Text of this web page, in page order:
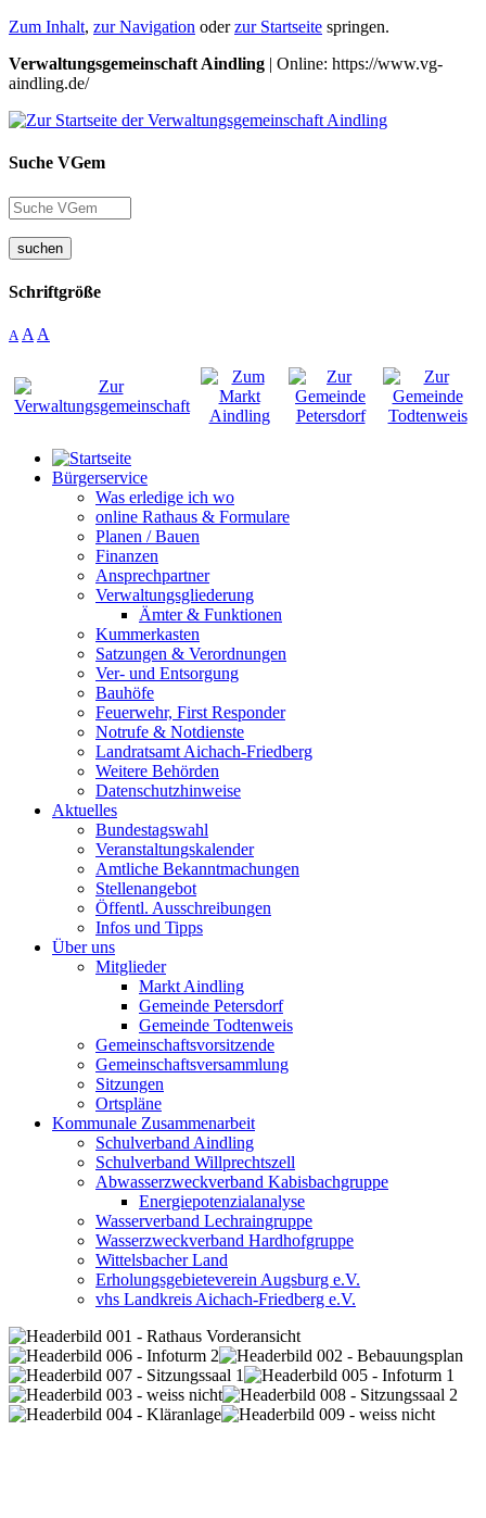
Zum Inhalt, zur Navigation oderzur Startseite springen.
Verwaltungsgemeinschaft Aindling | Online: https://www.vg-
aindling.de/
Suche VGem
suchen
Schriftgröße
A A A
Bürgerservice
Was erledige ich wo
online Rathaus & Formulare
Planen / Bauen
Finanzen
Ansprechpartner
Verwaltungsgliederung
Ämter & Funktionen
Kummerkasten
Satzungen & Verordnungen
Ver- und Entsorgung
Bauhöfe
Feuerwehr, First Responder
Notrufe & Notdienste
Landratsamt Aichach-Friedberg
Weitere Behörden
Datenschutzhinweise
Aktuelles
Bundestagswahl
Veranstaltungskalender
Amtliche Bekanntmachungen
Stellenangebot
Öffentl. Ausschreibungen
Infos und Tipps
Über uns
Mitglieder
Markt Aindling
Gemeinde Petersdorf
Gemeinde Todtenweis
Gemeinschaftsvorsitzende
Gemeinschaftsversammlung
Sitzungen
Ortspläne
Kommunale Zusammenarbeit
Schulverband Aindling
Schulverband Willprechtszell
Abwasserzweckverband Kabisbachgruppe
Energiepotenzialanalyse
Wasserverband Lechraingruppe
Wasserzweckverband Hardhofgruppe
Wittelsbacher Land
Erholungsgebieteverein Augsburg e.V.
vhs Landkreis Aichach-Friedberg e.V.